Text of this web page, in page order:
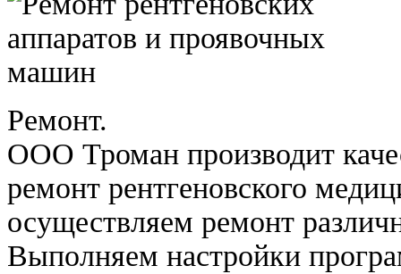
Ремонт.
ООО Троман производит
ремонт рентгеновского
осуществляем ремонт
Выполняем настройки